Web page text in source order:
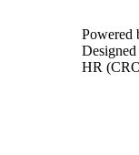
Powered
HR